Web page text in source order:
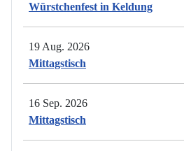
Würstchenfest in Keldung
19 Aug. 2026
Mittagstisch
16 Sep. 2026
Mittagstisch